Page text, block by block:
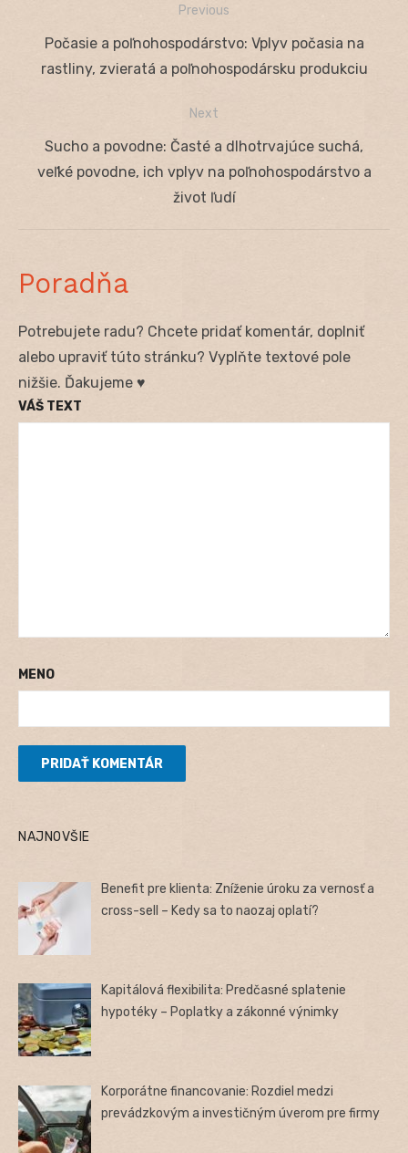
Navigácia
Previous
Previous
post:
Počasie a poľnohospodárstvo: Vplyv počasia na
rastliny, zvieratá a poľnohospodársku produkciu
Next
Next
post:
Sucho a povodne: Časté a dlhotrvajúce suchá,
veľké povodne, ich vplyv na poľnohospodárstvo a
život ľudí
Poradňa
Potrebujete radu? Chcete pridať komentár, doplniť
alebo upraviť túto stránku? Vyplňte textové pole
nižšie. Ďakujeme ♥
VÁŠ TEXT
MENO
NAJNOVŠIE
Benefit pre klienta: Zníženie úroku za vernosť a
cross-sell – Kedy sa to naozaj oplatí?
Kapitálová flexibilita: Predčasné splatenie
hypotéky – Poplatky a zákonné výnimky
Korporátne financovanie: Rozdiel medzi
prevádzkovým a investičným úverom pre firmy